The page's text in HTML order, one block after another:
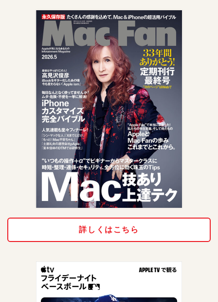
詳しくはこちら